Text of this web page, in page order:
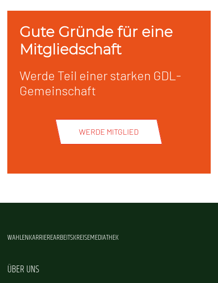
Gute Gründe für eine
Mitgliedschaft
Werde Teil einer starken GDL-
Gemeinschaft
WERDE MITGLIED
WAHLENKARRIEREARBEITSKREISEMEDIATHEK
ÜBER UNS